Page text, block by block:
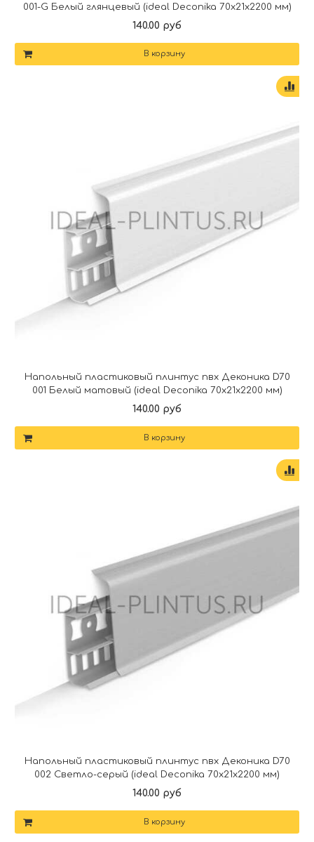
001-G Белый глянцевый (ideal Deconika 70х21х2200 мм)
140.00 руб
В корзину
Напольный пластиковый плинтус пвх Деконика D70
001 Белый матовый (ideal Deconika 70х21х2200 мм)
140.00 руб
В корзину
Напольный пластиковый плинтус пвх Деконика D70
002 Светло-серый (ideal Deconika 70х21х2200 мм)
140.00 руб
В корзину